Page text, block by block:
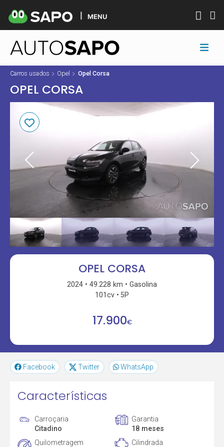
MENU
Carros usados Opel Opel Corsa
OPEL CORSA
OPEL CORSA
2024 49.228 km
Gasolina
101cv
5P
17.900€
Facebook Twitter WhatsApp
Características
Carroçaria
Citadino
Garantia
18 meses
Quilometragem
Cilindrada